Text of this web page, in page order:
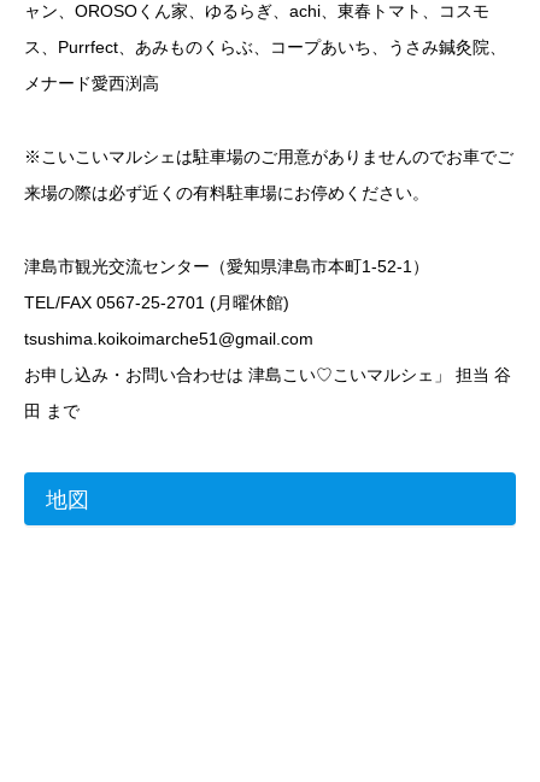
ャン、OROSOくん家、ゆるらぎ、achi、東春トマト、コスモ
ス、Purrfect、あみものくらぶ、コープあいち、うさみ鍼灸院、
メナード愛西渕高
※こいこいマルシェは駐車場のご用意がありませんのでお車でご
来場の際は必ず近くの有料駐車場にお停めください。
津島市観光交流センター（愛知県津島市本町1-52-1）
TEL/FAX 0567-25-2701 (月曜休館)
tsushima.koikoimarche51@gmail.com
お申し込み・お問い合わせは 津島こい♡こいマルシェ」 担当 谷
田 まで
地図